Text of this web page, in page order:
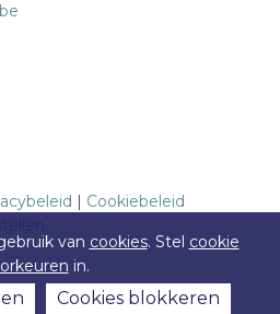
van cookies. Stel cookie
in.
Cookies blokkeren
Cookiebeleid